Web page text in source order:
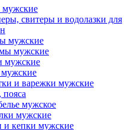
свитеры и водолазки для
мужские
мужские
мужские
и варежки мужские
мужское
мужские
кепки мужские